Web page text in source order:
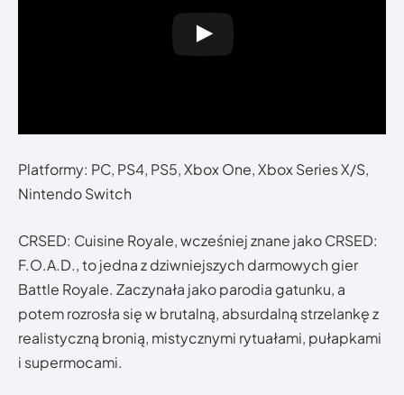
Platformy: PC, PS4, PS5, Xbox One, Xbox Series X/S,
Nintendo Switch
CRSED: Cuisine Royale, wcześniej znane jako CRSED:
F.O.A.D., to jedna z dziwniejszych darmowych gier
Battle Royale. Zaczynała jako parodia gatunku, a
potem rozrosła się w brutalną, absurdalną strzelankę z
realistyczną bronią, mistycznymi rytuałami, pułapkami
i supermocami.